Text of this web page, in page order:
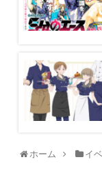
ホーム イ